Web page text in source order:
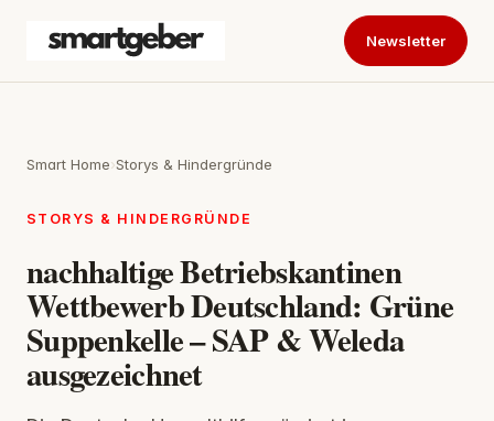
Newsletter
Smart Home›Storys & Hindergründe
STORYS & HINDERGRÜNDE
nachhaltige Betriebskantinen
Wettbewerb Deutschland: Grüne
Suppenkelle – SAP & Weleda
ausgezeichnet